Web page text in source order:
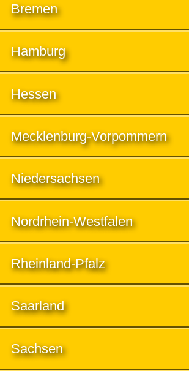
Bremen
Hamburg
Hessen
Mecklenburg-Vorpommern
Niedersachsen
Nordrhein-Westfalen
Rheinland-Pfalz
Saarland
Sachsen